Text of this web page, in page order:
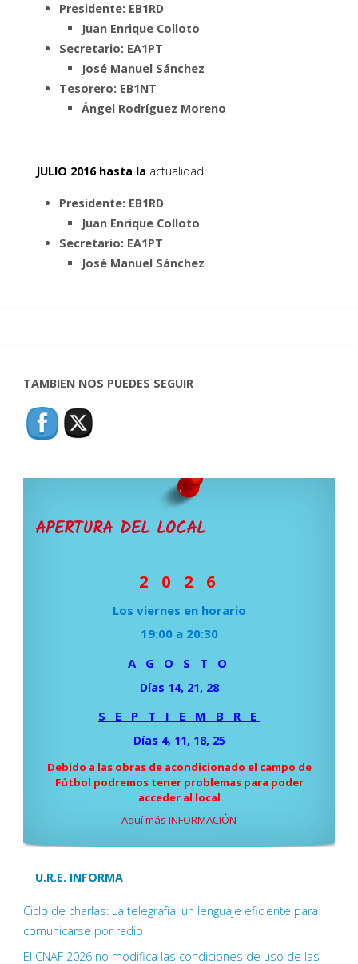
Presidente: EB1RD
Juan Enrique Colloto
Secretario: EA1PT
José Manuel Sánchez
Tesorero: EB1NT
Ángel Rodríguez Moreno
JULIO 2016 hasta la actualidad
Presidente: EB1RD
Juan Enrique Colloto
Secretario: EA1PT
José Manuel Sánchez
TAMBIEN NOS PUEDES SEGUIR
APERTURA DEL LOCAL
2 0 2 6
Los viernes en horario
19:00 a 20:30
A G O S T O
Días 14, 21, 28
S E P T I E M B R E
Días 4, 11, 18, 25
Debido a las obras de acondicionado el campo de
Fútbol podremos tener problemas para poder
acceder al local
Aquí más INFORMACIÓN
U.R.E. INFORMA
Ciclo de charlas: La telegrafía: un lenguaje eficiente para
comunicarse por radio
El CNAF 2026 no modifica las condiciones de uso de las